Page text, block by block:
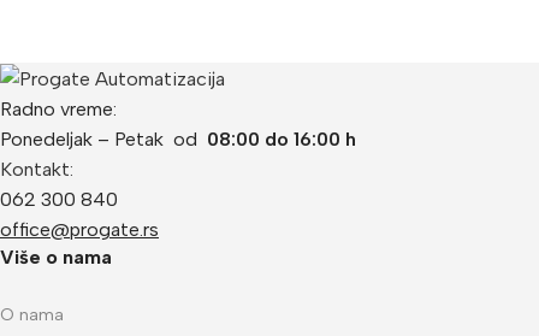
Radno vreme:
Ponedeljak – Petak od 08:00 do 16:00 h
Kontakt:
062 300 840
office@progate.rs
Više o nama
O nama